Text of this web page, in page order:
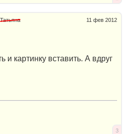
11 фев 2012
Татьяна
и картинку вставить. А вдруг
3